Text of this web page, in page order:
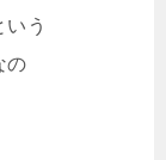
う
の